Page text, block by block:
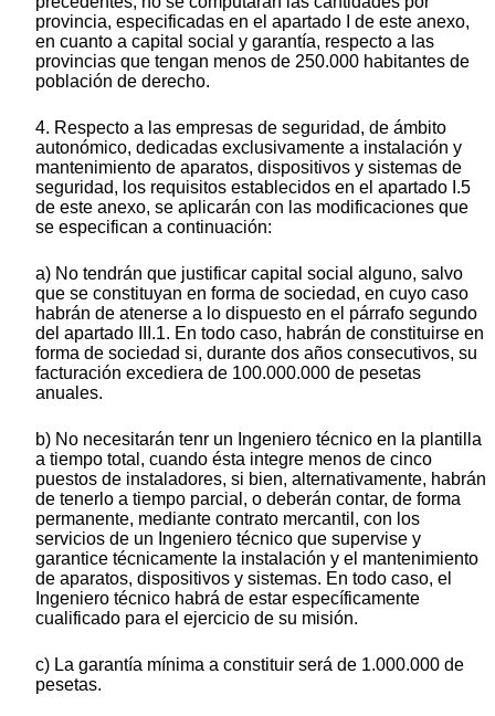
provincia, especificadas en el apartado I de este anexo,
en cuanto a capital social y garantía, respecto a las
provincias que tengan menos de 250.000 habitantes de
población de derecho.
4. Respecto a las empresas de seguridad, de ámbito
autonómico, dedicadas exclusivamente a instalación y
mantenimiento de aparatos, dispositivos y sistemas de
seguridad, los requisitos establecidos en el apartado I.5
de este anexo, se aplicarán con las modificaciones que
se especifican a continuación:
a) No tendrán que justificar capital social alguno, salvo
que se constituyan en forma de sociedad, en cuyo caso
habrán de atenerse a lo dispuesto en el párrafo segundo
del apartado III.1. En todo caso, habrán de constituirse en
forma de sociedad si, durante dos años consecutivos, su
facturación excediera de 100.000.000 de pesetas
anuales.
b) No necesitarán tenr un Ingeniero técnico en la plantilla
a tiempo total, cuando ésta integre menos de cinco
puestos de instaladores, si bien, alternativamente, habrán
de tenerlo a tiempo parcial, o deberán contar, de forma
permanente, mediante contrato mercantil, con los
servicios de un Ingeniero técnico que supervise y
garantice técnicamente la instalación y el mantenimiento
de aparatos, dispositivos y sistemas. En todo caso, el
Ingeniero técnico habrá de estar específicamente
cualificado para el ejercicio de su misión.
c) La garantía mínima a constituir será de 1.000.000 de
pesetas.